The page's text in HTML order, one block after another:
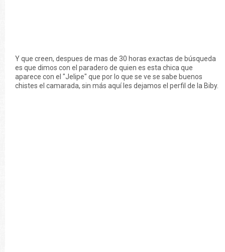
Y que creen, despues de mas de 30 horas exactas de búsqueda
es que dimos con el paradero de quien es esta chica que
aparece con el "Jelipe" que por lo que se ve se sabe buenos
chistes el camarada, sin más aquí les dejamos el perfil de la Biby.